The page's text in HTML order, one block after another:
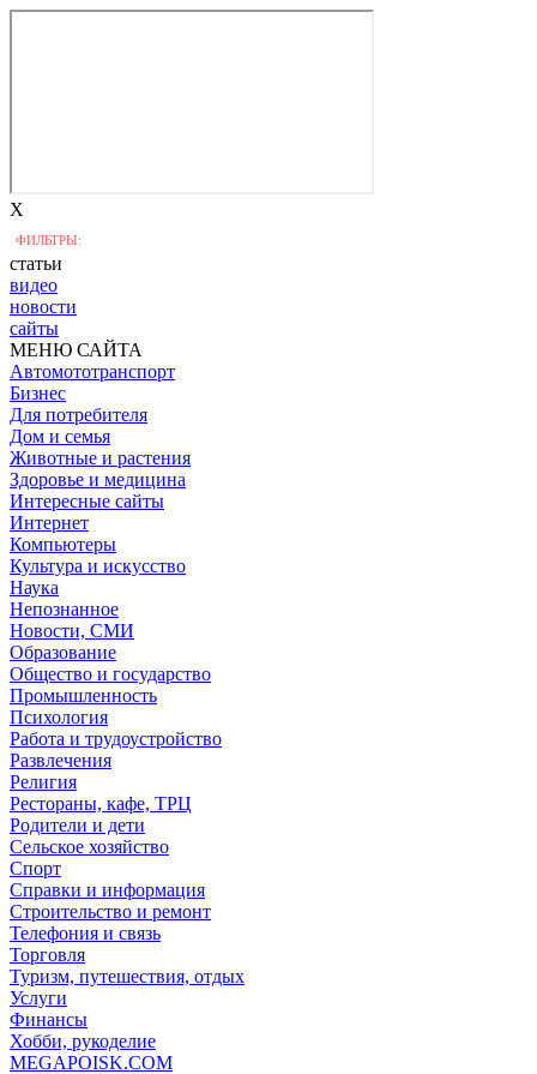
X
ФИЛЬТРЫ:
статьи
видео
новости
сайты
МЕНЮ САЙТА
Автомототранспорт
Бизнес
Для потребителя
Дом и семья
Животные и растения
Здоровье и медицина
Интересные сайты
Интернет
Компьютеры
Культура и искусство
Наука
Непознанное
Новости, СМИ
Образование
Общество и государство
Промышленность
Психология
Работа и трудоустройство
Развлечения
Религия
Рестораны, кафе, ТРЦ
Родители и дети
Сельское хозяйство
Спорт
Справки и информация
Строительство и ремонт
Телефония и связь
Торговля
Туризм, путешествия, отдых
Услуги
Финансы
Хобби, рукоделие
MEGAPOISK.COM